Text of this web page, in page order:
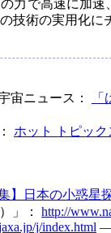
力で高速に加
技術の実用化に
宙ニュース：
ホット トピック
集】日本の小惑星
」： http://
j/index.html